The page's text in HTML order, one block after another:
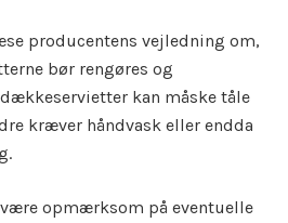
producentens vejledning om,
bør rengøres og
kan måske tåle
kræver håndvask eller endda
opmærksom på eventuelle